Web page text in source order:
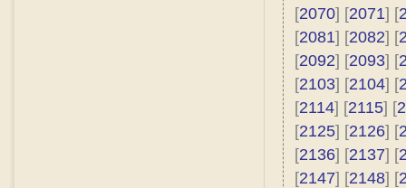
[2070] [2071] [
[2081] [2082] [
[2092] [2093] [
[2103] [2104] [
[2114] [2115] [
[2125] [2126] [
[2136] [2137] [
[2147] [2148] [